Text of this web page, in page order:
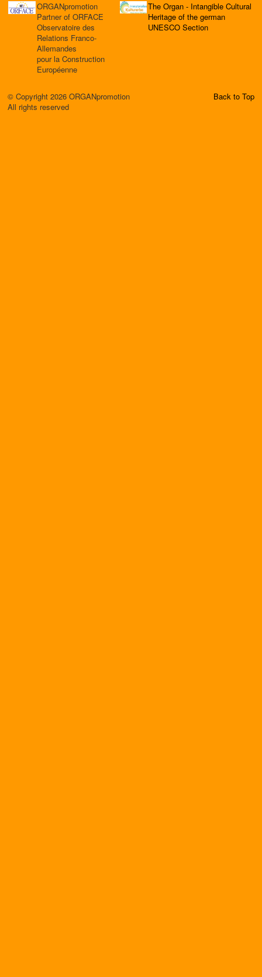
ORGANpromotion
Partner of ORFACE
Observatoire des
Relations Franco-
Allemandes
pour la Construction
Européenne
The Organ - Intangible Cultural
Heritage of the german
UNESCO Section
© Copyright 2026 ORGANpromotion
All rights reserved
Back to Top